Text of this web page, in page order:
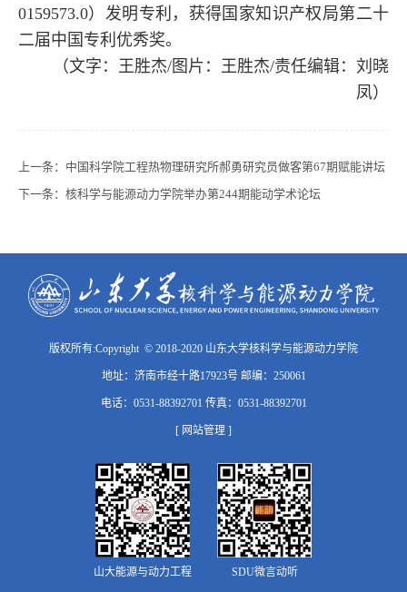
0159573.0）发明专利，获得国家知识产权局第二十
二届中国专利优秀奖。
（文字：王胜杰/图片：王胜杰/责任编辑：刘晓
凤）
上一条： 中国科学院工程热物理研究所郝勇研究员做客第67期赋能讲坛
下一条： 核科学与能源动力学院举办第244期能动学术论坛
版权所有:Copyright © 2018-2020 山东大学核科学与能源动力学院
地址：济南市经十路17923号 邮编：250061
电话：0531-88392701 传真：0531-88392701
[ 网站管理 ]
山大能源与动力工程 SDU微言动听